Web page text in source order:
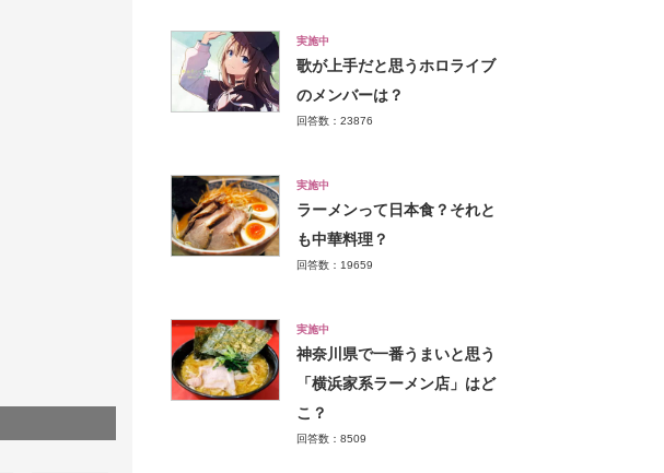
実施中
歌が上手だと思うホロライブ
のメンバーは？
回答数：23876
実施中
ラーメンって日本食？それと
も中華料理？
回答数：19659
実施中
神奈川県で一番うまいと思う
「横浜家系ラーメン店」はど
こ？
回答数：8509